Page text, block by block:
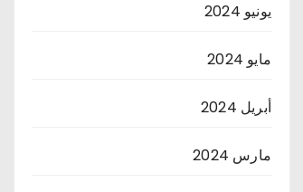
يونيو 2024
مايو 2024
أبريل 2024
مارس 2024